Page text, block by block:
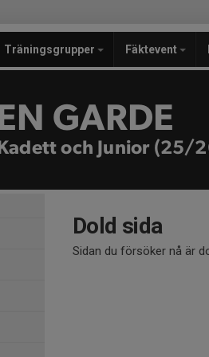
Träningsgrupper Fäktevent
EN GARDE
Kadett och Junior (25/
Dold sida
Sidan du försöker nå är